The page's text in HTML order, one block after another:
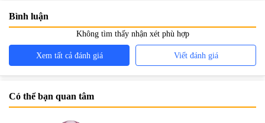
Bình luận
Không tìm thấy nhận xét phù hợp
Xem tất cả đánh giá Viết đánh giá
Có thể bạn quan tâm